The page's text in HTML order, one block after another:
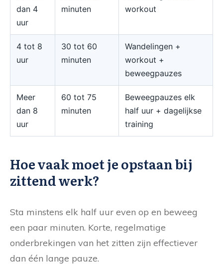
dan 4
uur
minuten
workout
4 tot 8
uur
30 tot 60
minuten
Wandelingen +
workout +
beweegpauzes
Meer
dan 8
uur
60 tot 75
minuten
Beweegpauzes elk
half uur + dagelijkse
training
Hoe vaak moet je opstaan bij
zittend werk?
Sta minstens elk half uur even op en beweeg
een paar minuten. Korte, regelmatige
onderbrekingen van het zitten zijn effectiever
dan één lange pauze.